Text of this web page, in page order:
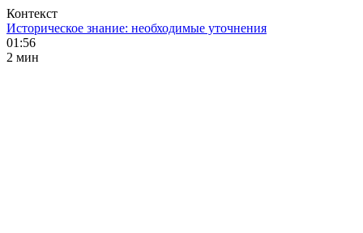
Контекст
Историческое знание: необходимые уточнения
01:56
2 мин